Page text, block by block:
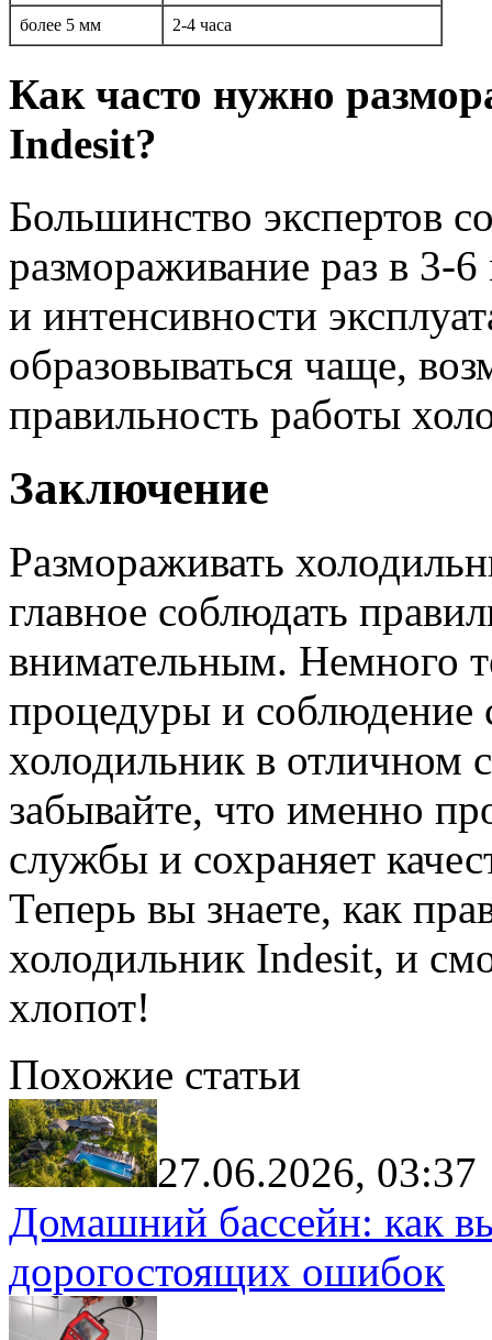
более 5 мм 2-4 часа
Как часто нужно
Indesit?
Большинство экспертов
размораживание раз в 3-
и интенсивности
образовываться чаще,
правильность работы
Заключение
Размораживать
главное соблюдать
внимательным. Немного
процедуры и соблюдение
холодильник в отличном
забывайте, что именно
службы и сохраняет
Теперь вы знаете, как
холодильник Indesit, и
хлопот!
Похожие статьи
27.06.2026, 03:37
Домашний бассейн: как
дорогостоящих ошибок